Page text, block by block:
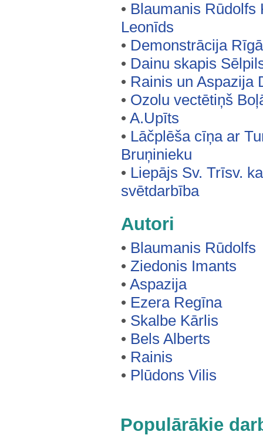
• Blaumanis Rūdolfs
Leonīds
• Demonstrācija Rīgā
• Dainu skapis
• Rainis un Aspazija
• Ozolu vectētiņš
•A.Upīts
• Lāčplēša cīņa ar
Bruņinieku
• Liepājs Sv. Trīsv.
svētdarbība
Autori
• Blaumanis Rūdolfs
•Ziedonis Imants
•Aspazija
• Ezera Regīna
• Skalbe Kārlis
• Bels Alberts
• Rainis
• Plūdons Vilis
Populārākie